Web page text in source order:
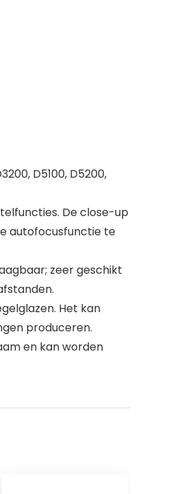
D5100, D5200,
De close-up
autofocusfunctie te
zeer geschikt
Het kan
produceren.
en kan worden